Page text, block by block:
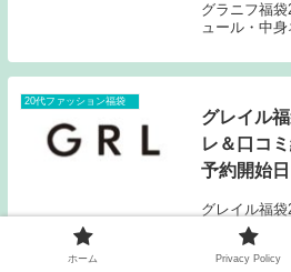
グラニフ福
ュール・中身
20代ファッション福袋
グレイル
レ＆口コ
予約開始
グレイル福
総まとめ！
ホーム Privacy Policy